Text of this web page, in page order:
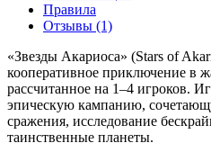
Правила
Отзывы (1)
«Звезды Акариоса» (Stars of
кооперативное приключение в
рассчитанное на 1–4 игроков.
эпическую кампанию,
сражения, исследование
таинственные планеты.